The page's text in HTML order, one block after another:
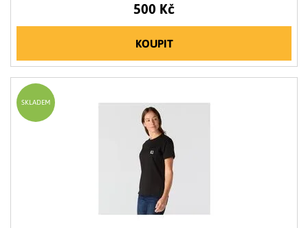
500 Kč
KOUPIT
SKLADEM